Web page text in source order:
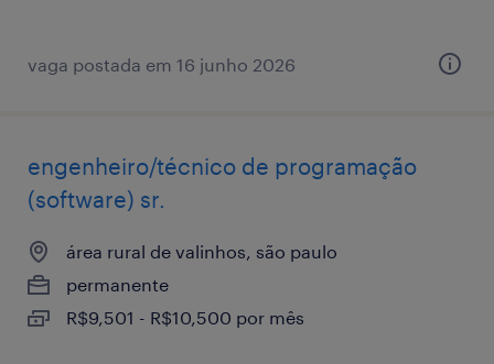
vaga postada em 16 junho 2026
engenheiro/técnico de programação
(software) sr.
área rural de valinhos, são paulo
permanente
R$9,501 - R$10,500 por mês